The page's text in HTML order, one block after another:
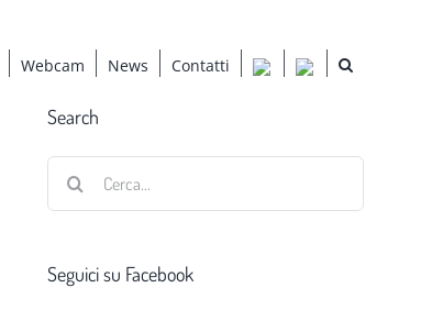
Webcam News Contatti
Search
Seguici su Facebook